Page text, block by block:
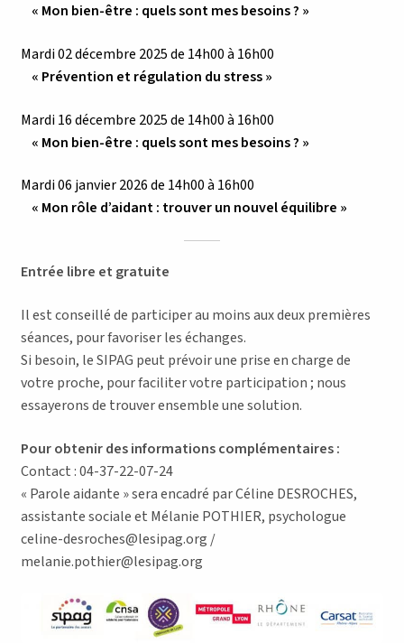
« Mon bien-être : quels sont mes besoins ? »
Mardi 02 décembre 2025 de 14h00 à 16h00
« Prévention et régulation du stress»
Mardi 16 décembre 2025 de 14h00 à 16h00
« Mon bien-être : quels sont mes besoins ? »
Mardi 06 janvier 2026 de 14h00 à 16h00
« Mon rôle d’aidant : trouver un nouvel équilibre »
Entrée libre et gratuite
Il est conseillé de participer au moins aux deux premières
séances, pour favoriser les échanges.
Si besoin, le SIPAG peut prévoir une prise en charge de
votre proche, pour faciliter votre participation ; nous
essayerons de trouver ensemble une solution.
Pour obtenir des informations complémentaires :
Contact : 04-37-22-07-24
« Parole aidante » sera encadré par Céline DESROCHES,
assistante sociale et Mélanie POTHIER, psychologue
celine-desroches@lesipag.org /
melanie.pothier@lesipag.org